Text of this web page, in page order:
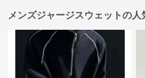
メンズジャージスウェットの人